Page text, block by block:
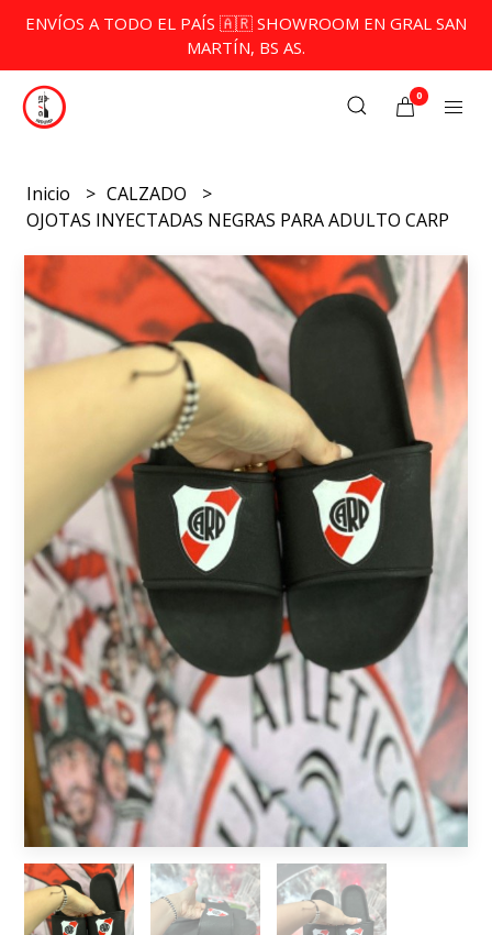
ENVÍOS A TODO EL PAÍS 🇦🇷 SHOWROOM EN GRAL SAN
MARTÍN, BS AS.
0
Inicio
CALZADO
OJOTAS INYECTADAS NEGRAS PARA ADULTO CARP